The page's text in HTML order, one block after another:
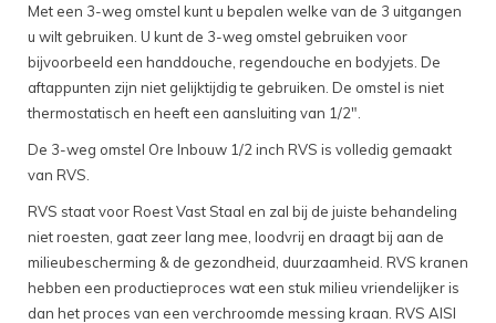
Met een 3-weg omstel kunt u bepalen welke van de 3 uitgangen
u wilt gebruiken. U kunt de 3-weg omstel gebruiken voor
bijvoorbeeld een handdouche, regendouche en bodyjets. De
aftappunten zijn niet gelijktijdig te gebruiken. De omstel is niet
thermostatisch en heeft een aansluiting van 1/2".
De 3-weg omstel Ore Inbouw 1/2 inch RVS is volledig gemaakt
van RVS.
RVS staat voor Roest Vast Staal en zal bij de juiste behandeling
niet roesten, gaat zeer lang mee, loodvrij en draagt bij aan de
milieubescherming & de gezondheid, duurzaamheid. RVS kranen
hebben een productieproces wat een stuk milieu vriendelijker is
dan het proces van een verchroomde messing kraan. RVS AISI